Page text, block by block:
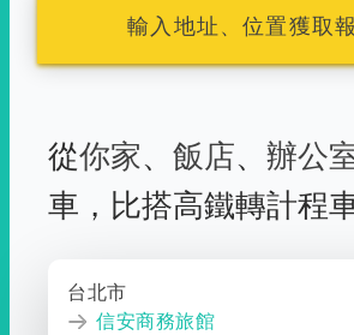
輸入地址、位置獲取
從你家、 飯店、 辦公
車， 比搭高鐵轉計程
台北市
信安商務旅館